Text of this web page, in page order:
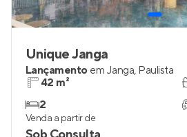
Unique Janga
Lançamento em Janga, Paulista
42 m²
2
Venda a partir de